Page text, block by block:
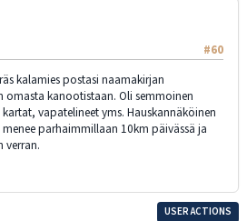
#60
kalamies postasi naamakirjan
omasta kanootistaan. Oli semmoinen
vapatelineet yms. Hauskannäköinen
parhaimmillaan 10km päivässä ja
verran.
USER ACTIONS